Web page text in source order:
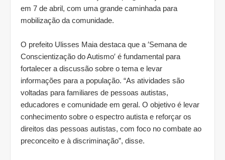
em 7 de abril, com uma grande caminhada para
mobilização da comunidade.
O prefeito Ulisses Maia destaca que a ′Semana de
Conscientização do Autismo′ é fundamental para
fortalecer a discussão sobre o tema e levar
informações para a população. “As atividades são
voltadas para familiares de pessoas autistas,
educadores e comunidade em geral. O objetivo é levar
conhecimento sobre o espectro autista e reforçar os
direitos das pessoas autistas, com foco no combate ao
preconceito e à discriminação”, disse.